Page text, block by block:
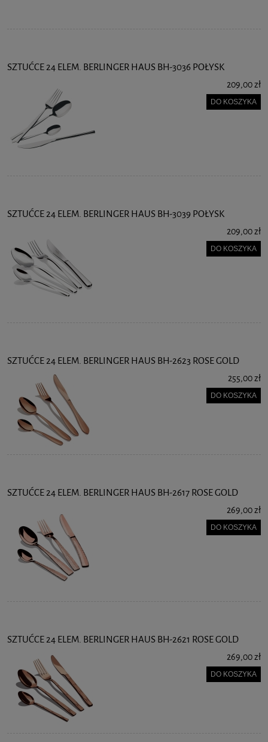
SZTUĆCE 24 ELEM. BERLINGER HAUS BH-3036 POŁYSK
209,00 zł
DO KOSZYKA
SZTUĆCE 24 ELEM. BERLINGER HAUS BH-3039 POŁYSK
209,00 zł
DO KOSZYKA
SZTUĆCE 24 ELEM. BERLINGER HAUS BH-2623 ROSE GOLD
255,00 zł
DO KOSZYKA
SZTUĆCE 24 ELEM. BERLINGER HAUS BH-2617 ROSE GOLD
269,00 zł
DO KOSZYKA
SZTUĆCE 24 ELEM. BERLINGER HAUS BH-2621 ROSE GOLD
269,00 zł
DO KOSZYKA